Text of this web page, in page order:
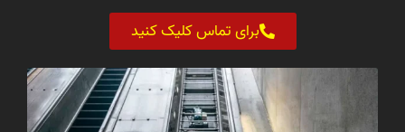
برای تماس کلیک کنید